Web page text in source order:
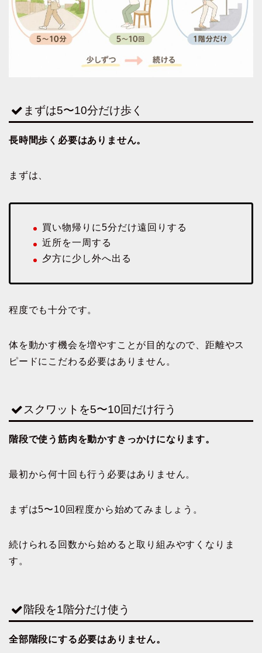
まずは5〜10分だけ歩く
長時間歩く必要はありません。
まずは、
買い物帰りに5分だけ遠回りする
近所を一周する
夕方に少し外へ出る
程度でも十分です。
体を動かす機会を増やすことが目的なので、距離やス
ピードにこだわる必要はありません。
スクワットを5〜10回だけ行う
階段で使う筋肉を動かすきっかけになります。
最初から何十回も行う必要はありません。
まずは5〜10回程度から始めてみましょう。
続けられる回数から始めると取り組みやすくなりま
す。
階段を1階分だけ使う
全部階段にする必要はありません。